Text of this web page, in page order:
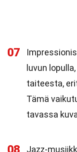
07
luvun
taiteesta,
Tämä
tavassa
Jazz-